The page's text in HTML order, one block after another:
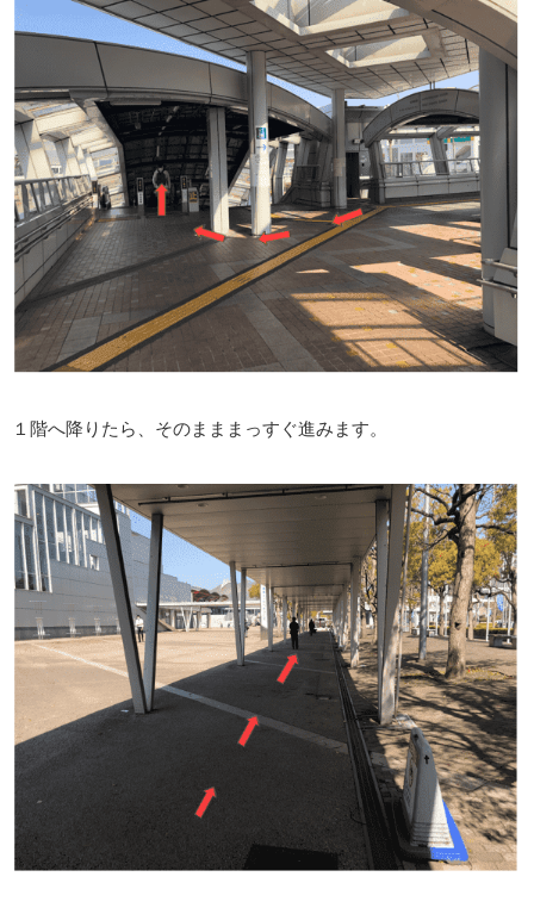
１階へ降りたら、そのまままっすぐ進みます。